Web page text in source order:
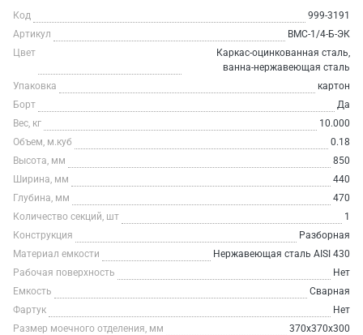
Код
999-3191
Артикул
ВМС-1/4-Б-ЭК
Цвет
Каркас-оцинкованная сталь,
ванна-нержавеющая сталь
Упаковка
картон
Борт
Да
Вес, кг
10.000
Объем, м.куб
0.18
Высота, мм
850
Ширина, мм
440
Глубина, мм
470
Количество секций, шт
1
Конструкция
Разборная
Материал емкости
Нержавеющая сталь AISI 430
Рабочая поверхность
Нет
Емкость
Сварная
Фартук
Нет
Размер моечного отделения, мм
370x370x300